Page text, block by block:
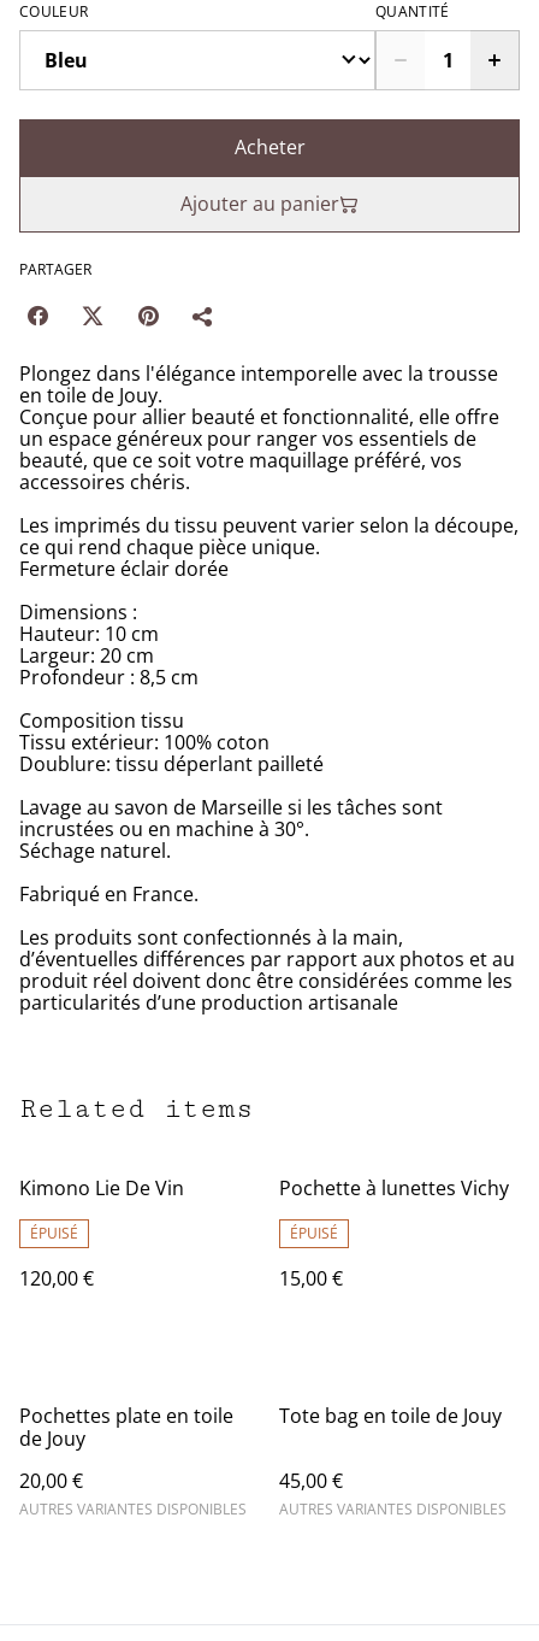
COULEUR QUANTITÉ
Acheter
Ajouter au panier
PARTAGER
Plongez dans l'élégance intemporelle avec la trousse
en toile de Jouy.
Conçue pour allier beauté et fonctionnalité, elle offre
un espace généreux pour ranger vos essentiels de
beauté, que ce soit votre maquillage préféré, vos
accessoires chéris.
Les imprimés du tissu peuvent varier selon la découpe,
ce qui rend chaque pièce unique.
Fermeture éclair dorée
Dimensions :
Hauteur: 10 cm
Largeur: 20 cm
Profondeur : 8,5 cm
Composition tissu
Tissu extérieur: 100% coton
Doublure: tissu déperlant pailleté
Lavage au savon de Marseille si les tâches sont
incrustées ou en machine à 30°.
Séchage naturel.
Fabriqué en France.
Les produits sont confectionnés à la main,
d’éventuelles différences par rapport aux photos et au
produit réel doivent donc être considérées comme les
particularités d’une production artisanale
Related items
Kimono Lie De Vin
ÉPUISÉ
120,00 €
Pochette à lunettes Vichy
ÉPUISÉ
15,00 €
Pochettes plate en toile
de Jouy
20,00 €
AUTRES VARIANTES DISPONIBLES
Tote bag en toile de Jouy
45,00 €
AUTRES VARIANTES DISPONIBLES